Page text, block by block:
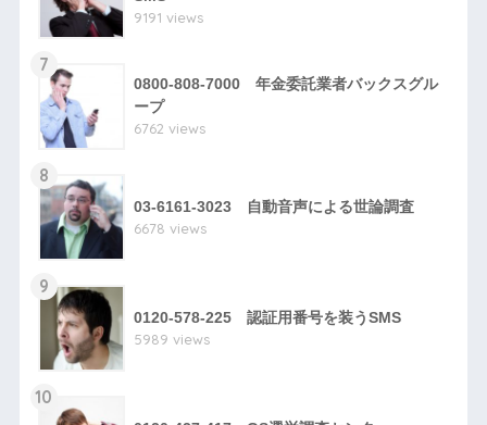
9191 views
7
0800-808-7000 年金委託業者バックスグル
ープ
6762 views
8
03-6161-3023 自動音声による世論調査
6678 views
9
0120-578-225 認証用番号を装うSMS
5989 views
10